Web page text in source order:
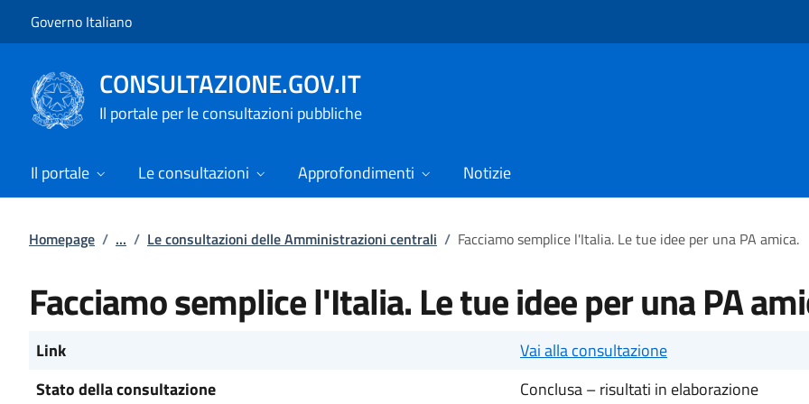
Governo Italiano
CONSULTAZIONE.GOV.IT
Il portale per le consultazioni pubbliche
Il portale Le consultazioni Approfondimenti Notizie
Homepage / ... / Le consultazioni delle Amministrazioni centrali / Facciamo semplice l'Italia. Le tue idee per una PA amica.
Facciamo semplice l'Italia. Le tue idee per una PA
Link
Vai alla consultazione
Stato della consultazione
Conclusa – risultati in elaborazione